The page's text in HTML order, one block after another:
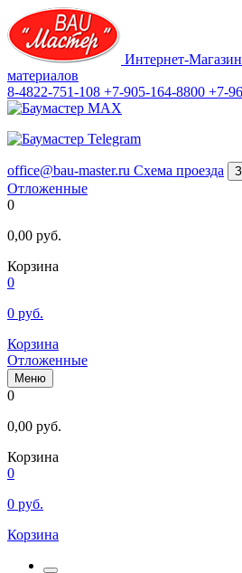
Интернет-
материалов
8-4822-751-108 +7-905-164-8800 +7-
office@bau-master.ru Схема проезда
Отложенные
0
0,00 руб.
Корзина
0
0 руб.
Корзина
Отложенные
Меню
0
0,00 руб.
Корзина
0
0 руб.
Корзина